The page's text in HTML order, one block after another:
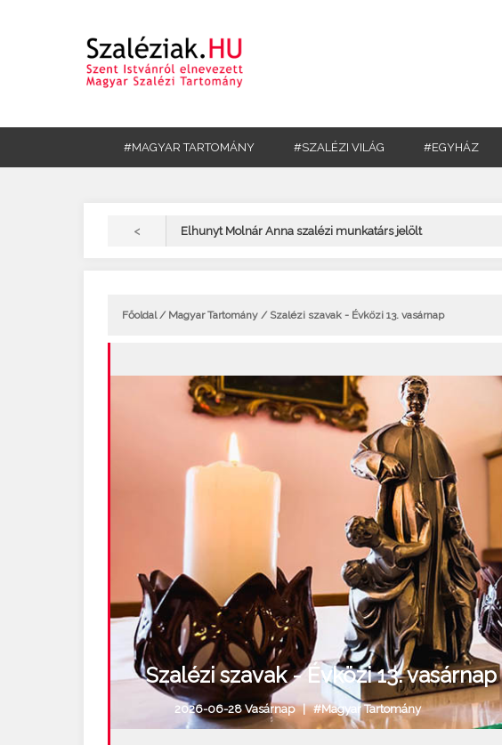
#MAGYAR TARTOMÁNY #SZALÉZI VILÁG #EGYHÁZ
< Elhunyt Molnár Anna szalézi munkatárs jelölt
Főoldal/ Magyar Tartomány / Szalézi szavak - Évközi 13. vasárnap
Szalézi szavak - Évközi 13. vasárnap
2026-06-28 Vasárnap |#Magyar Tartomány